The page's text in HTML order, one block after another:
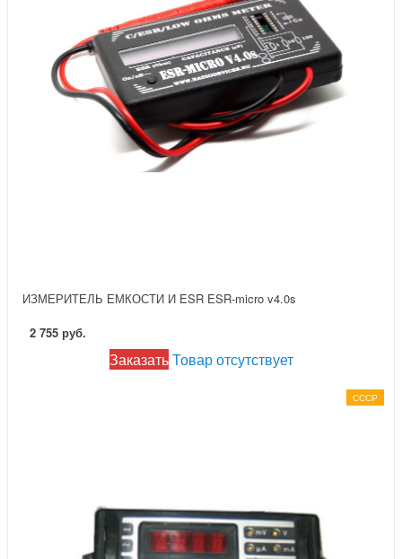
ИЗМЕРИТЕЛЬ ЕМКОСТИ И ESR ESR-micro v4.0s
2 755 руб.
ЗаказатьТовар отсутствует
СССР